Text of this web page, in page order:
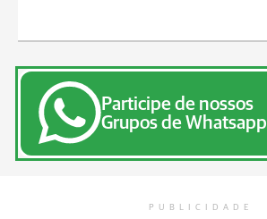
Participe de nossos
Grupos de Whatsapp
PUBLICIDADE